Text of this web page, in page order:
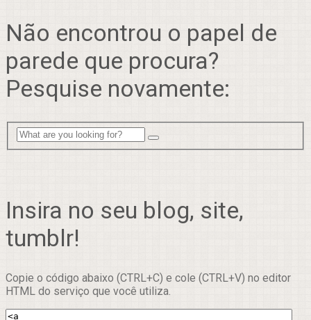
Não encontrou o papel de
parede que procura?
Pesquise novamente:
Insira no seu blog, site,
tumblr!
Copie o código abaixo (CTRL+C) e cole (CTRL+V) no editor
HTML do serviço que você utiliza.